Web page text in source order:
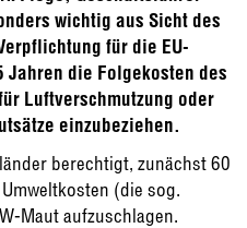
wichtig aus Sicht des
für die EU-
die Folgekosten des
Luftverschmutzung oder
einzubeziehen.
berechtigt, zunächst 60
(die sog.
Maut aufzuschlagen.